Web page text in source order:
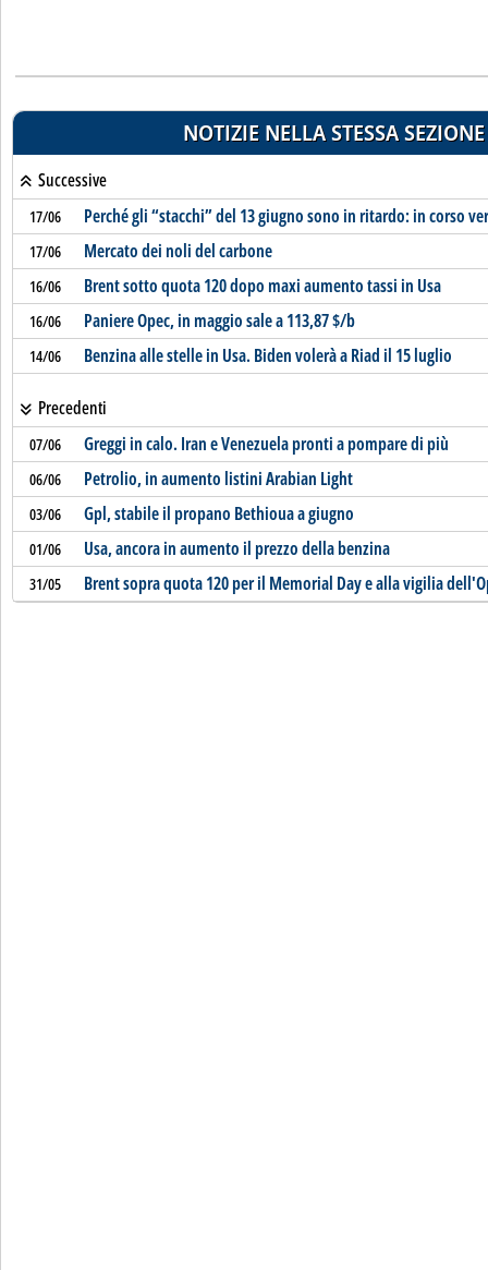
NOTIZIE NELLA STESSA SEZIONE
Successive
17/06 Perché gli “stacchi” del 13 giugno sono in ritardo: in corso
17/06 Mercato dei noli del carbone
16/06 Brent sotto quota 120 dopo maxi aumento tassi in Usa
16/06 Paniere Opec, in maggio sale a 113,87 $/b
14/06 Benzina alle stelle in Usa. Biden volerà a Riad il 15 luglio
Precedenti
07/06 Greggi in calo. Iran e Venezuela pronti a pompare di più
06/06 Petrolio, in aumento listini Arabian Light
03/06 Gpl, stabile il propano Bethioua a giugno
01/06 Usa, ancora in aumento il prezzo della benzina
31/05 Brent sopra quota 120 per il Memorial Day e alla vigilia